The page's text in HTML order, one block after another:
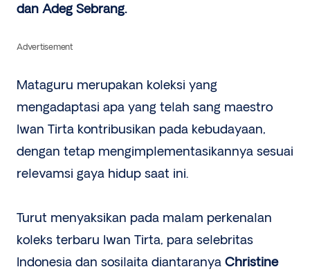
dan Adeg Sebrang.
Advertisement
Mataguru merupakan koleksi yang
mengadaptasi apa yang telah sang maestro
Iwan Tirta kontribusikan pada kebudayaan,
dengan tetap mengimplementasikannya sesuai
relevamsi gaya hidup saat ini.
Turut menyaksikan pada malam perkenalan
koleks terbaru Iwan Tirta, para selebritas
Indonesia dan sosilaita diantaranya Christine